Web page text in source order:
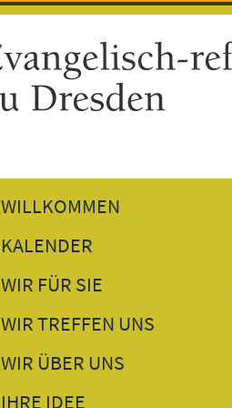
WILLKOMMEN
KALENDER
GOTTESDIENSTE
GEMEINDETERMINE
WIR FÜR SIE
PREDIGTEN NACHHÖREN
PERSÖNLICHES GESPRÄCH
WIR TREFFEN UNS
DONNERSTAGSTREFF
GESPRÄCH AM NACHMITTAG
WIR ÜBER UNS
UNSER PFARRER
IHRE IDEE